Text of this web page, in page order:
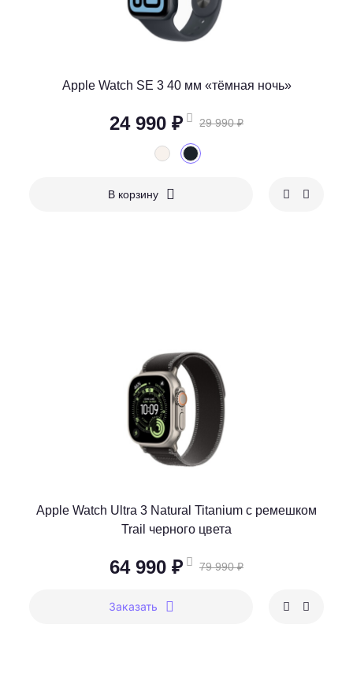
Apple Watch SE 3 40 мм «тёмная ночь»
24 990 ₽ 29 990 ₽
В корзину
Apple Watch Ultra 3 Natural Titanium c ремешком
Trail черного цвета
64 990 ₽ 79 990 ₽
Заказать